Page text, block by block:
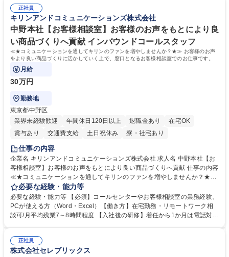
無/年休123日
得出来ております！ 【魅力】■フレックス制度、未経験からでも下限年収
を一律支給！ ■管理業務主任者資格取得後には50,000円/月の手当あり！
学歴・資格 学歴：大学院 大学 高専 短大 専修学校 高校 語学力： 資格：第
一種運転免許普通自動車
正社員
キリンアンドコミュニケーションズ株式会社
中野本社【お客様相談室】お客様のお声をもとにより良
い商品づくりへ貢献 インバウンドコールスタッフ
≪★コミュニケーションを通してキリンのファンを増やしませんか？★≫ お客様のお声
をより良い商品づくりに活かしていく上で、窓口となるお客様相談室でのお仕事です。
月給
30万円
勤務地
東京都中野区
業界未経験歓迎
年間休日120日以上 退職金あり
在宅OK
賞与あり
交通費支給 土日祝休み 寮・社宅あり
仕事の内容
企業名 キリンアンドコミュニケーションズ株式会社 求人名 中野本社【お
客様相談室】お客様のお声をもとにより良い商品づくりへ貢献 仕事の内容
≪★コミュニケーションを通してキリンのファンを増やしませんか？★≫
お客様のお声をより良い商品づくりに活かしていく上で、窓口となるお客
様相談室でのお仕事です。 日々お客様からいただくキリングループへのご
意見を、企業活動に活かしています。お客様からの声に迅速かつ誠意をも
って対応、情報提供するとともにグループ内活動に反映しています。 【具
平均100件前後■メール・手紙：同上40件前後 募集職種 中野本社【お客様
相談室】お客様のお声をもとにより良い商品づくりへ貢献
必要な経験・能力等
必要な経験・能力等 【必須】コールセンターやお客様相談室の業務経験、
PCが使える方（Word・Excel）【働き方】在宅勤務・リモートワーク相
談可/月平均残業7～8時間程度 【入社後の研修】着任から1か月は電話対応
すのでご安心ください。 【当社について】キリングループの広報機能を担
う会社として、お客様との出会いを大切にし、磨き上げたホスピタリティ
正社員
株式会社セレブリックス